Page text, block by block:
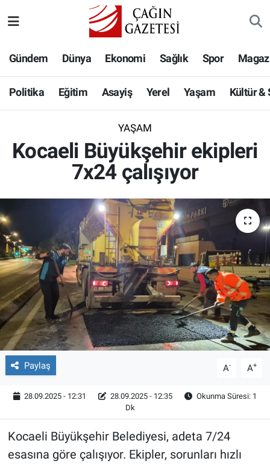
Gündem Dünya Ekonomi Sağlık Spor
Politika Eğitim Asayiş Yerel Yaşam Kültür &
YAŞAM
Kocaeli Büyükşehir ekipleri
7x24 çalışıyor
Paylaş A- A+
28.09.2025 - 12:31 28.09.2025 - 12:35
Okunma Süresi: 1
Dk
Kocaeli Büyükşehir Belediyesi, adeta 7/24
esasına göre çalışıyor. Ekipler, sorunları hızlı
Eğitim
Asayiş
Kültür & Sanat
Bilim-Teknoloji
Köşe Yazıları
Röportaj
Video Galeri
Hava Durumu
Namaz Vakitleri
Süper Lig Puan Durumu ve Fikstür
Tüm Manşetler
Son Dakika Haberleri
Haber Arşivi